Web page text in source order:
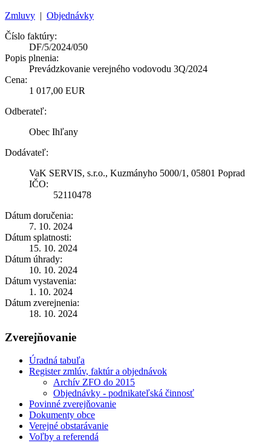
Zmluvy | Objednávky
Číslo faktúry:
DF/5/2024/050
Popis plnenia:
Prevádzkovanie verejného vodovodu 3Q/2024
Cena:
1 017,00 EUR
Odberateľ:
Obec Ihľany
Dodávateľ:
VaK SERVIS, s.r.o., Kuzmányho 5000/1, 05801 Poprad
IČO:
52110478
Dátum doručenia:
7. 10. 2024
Dátum splatnosti:
15. 10. 2024
Dátum úhrady:
10. 10. 2024
Dátum vystavenia:
1. 10. 2024
Dátum zverejnenia:
18. 10. 2024
Zverejňovanie
Úradná tabuľa
Register zmlúv, faktúr a objednávok
Archív ZFO do 2015
Objednávky - podnikateľská činnosť
Povinné zverejňovanie
Dokumenty obce
Verejné obstarávanie
Voľby a referendá